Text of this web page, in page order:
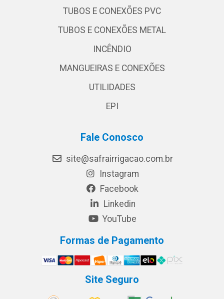
TUBOS E CONEXÕES PVC
TUBOS E CONEXÕES METAL
INCÊNDIO
MANGUEIRAS E CONEXÕES
UTILIDADES
EPI
Fale Conosco
site@safrairrigacao.com.br
Instagram
Facebook
Linkedin
YouTube
Formas de Pagamento
Site Seguro